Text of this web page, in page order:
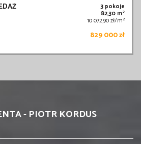
3 pokoje
82,30 m2
10 072,90 zł/m2
829 000 zł
- PIOTR KORDUS